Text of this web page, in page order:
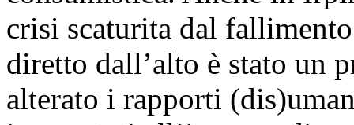
crisi scaturita dal
diretto dall’alto è stato un
alterato i rapporti